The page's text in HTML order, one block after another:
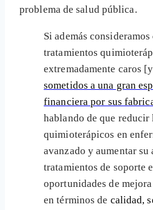
problema de salud pública.
Si además consideramos
tratamientos
extremadamente caros
sometidos a una gran
financiera por sus
hablando de que
quimioterápicos en
avanzado y aumentar su
tratamientos de soporte
oportunidades de
en términos de calidad,